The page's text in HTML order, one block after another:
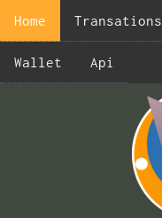
Home Transations
Wallet Api